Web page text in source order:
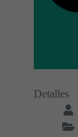
Detalles